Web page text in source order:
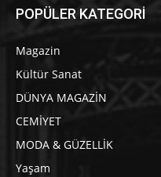
POPÜLER KATEGORİ
Magazin
Kültür Sanat
DÜNYA MAGAZİN
CEMİYET
MODA & GÜZELLİK
Yaşam